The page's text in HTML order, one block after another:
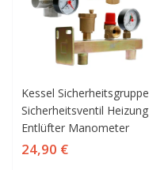
Kessel Sicherheitsgruppe
Sicherheitsventil Heizung
Entlüfter Manometer
24,90 €